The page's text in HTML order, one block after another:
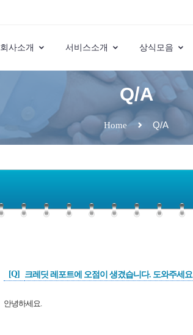
회사소개 서비스소개 상식모음
Q/A
Home Q/A
[Q] 크레딧 레포트에 오점이 생겼습니다. 도와주세요
안녕하세요.